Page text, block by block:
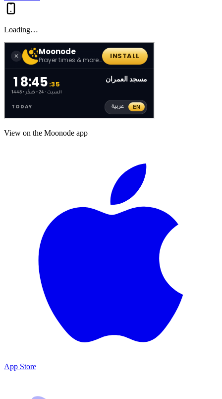
Loading…
View on the Moonode app
App Store